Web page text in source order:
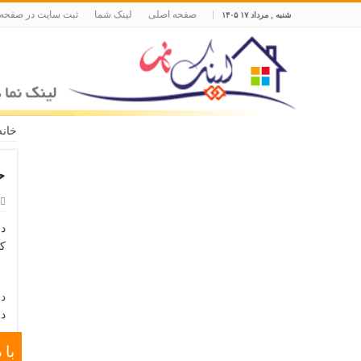
شنبه , مرداد ۱۷ ۱۴۰۵ صفحه اصلی لینک شما ثبت سایت در
در ۷۳ صفحه در